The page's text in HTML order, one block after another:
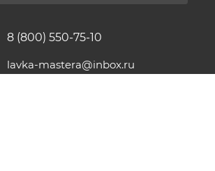
8 (800) 550-75-10
lavka-mastera@inbox.ru